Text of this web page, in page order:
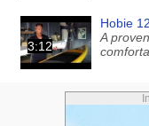
3:12
Hobie
A